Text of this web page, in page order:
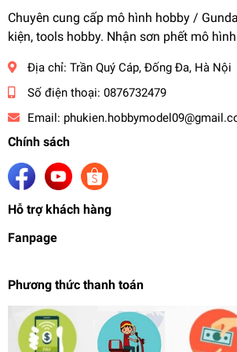
Chuyên cung cấp mô hình hobby /
kiện, tools hobby. Nhận sơn phết mô hình
Địa chỉ: Trần Quý Cáp, Đống Đa, Hà Nội
Số điện thoại: 0876732479
Email:
Chính sách
Hỗ trợ khách hàng
Fanpage
Phương thức thanh toán